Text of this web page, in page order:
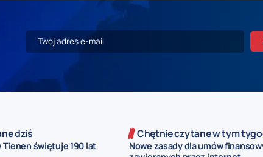
dziś
Tienen świętuje 190 lat
Chętnie czytane w tym
Nowe zasady dla umów